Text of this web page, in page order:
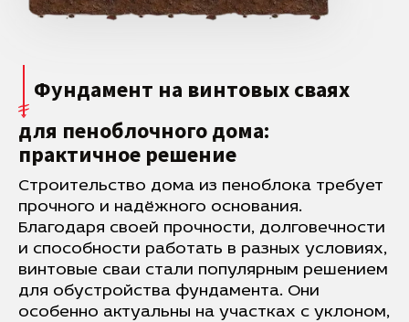
Фундамент на винтовых сваях
для пеноблочного дома:
практичное решение
Строительство дома из пеноблока требует
прочного и надёжного основания.
Благодаря своей прочности, долговечности
и способности работать в разных условиях,
винтовые сваи стали популярным решением
для обустройства фундамента. Они
особенно актуальны на участках с уклоном,